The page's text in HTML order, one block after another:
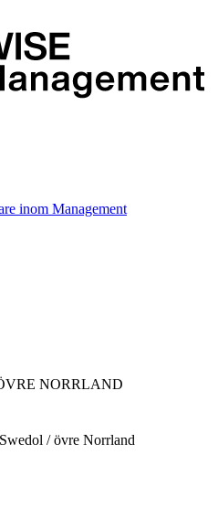
inom Management
NORRLAND
/ övre Norrland